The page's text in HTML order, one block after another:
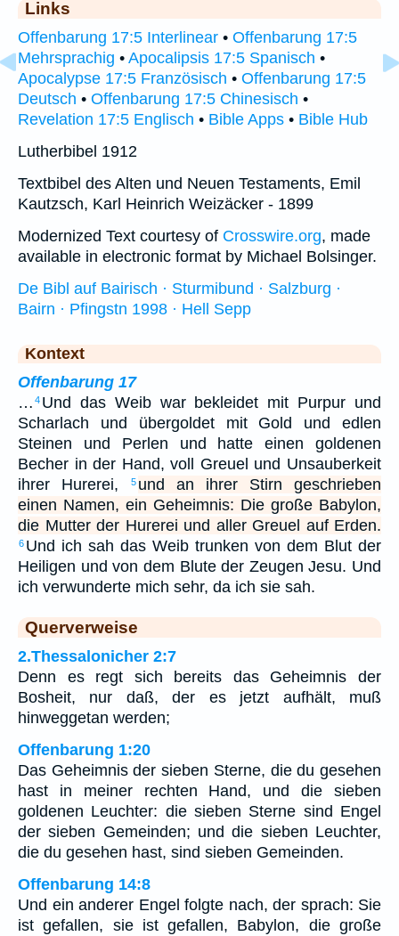
Links
Offenbarung 17:5 Interlinear • Offenbarung 17:5
Mehrsprachig • Apocalipsis 17:5 Spanisch •
Apocalypse 17:5 Französisch • Offenbarung 17:5
Deutsch • Offenbarung 17:5 Chinesisch •
Revelation 17:5 Englisch • Bible Apps • Bible Hub
Lutherbibel 1912
Textbibel des Alten und Neuen Testaments, Emil
Kautzsch, Karl Heinrich Weizäcker - 1899
Modernized Text courtesy of Crosswire.org, made
available in electronic format by Michael Bolsinger.
De Bibl auf Bairisch · Sturmibund · Salzburg ·
Bairn · Pfingstn 1998 · Hell Sepp
Kontext
Offenbarung 17
… 4 Und das Weib war bekleidet mit Purpur und
Scharlach und übergoldet mit Gold und edlen
Steinen und Perlen und hatte einen goldenen
Becher in der Hand, voll Greuel und Unsauberkeit
ihrer Hurerei,
5 und an ihrer Stirn geschrieben
einen Namen, ein Geheimnis: Die große Babylon,
die Mutter der Hurerei und aller Greuel auf Erden.
6 Und ich sah das Weib trunken von dem Blut der
Heiligen und von dem Blute der Zeugen Jesu. Und
ich verwunderte mich sehr, da ich sie sah.
Querverweise
2.Thessalonicher 2:7
Denn es regt sich bereits das Geheimnis der
Bosheit, nur daß, der es jetzt aufhält, muß
hinweggetan werden;
Offenbarung 1:20
Das Geheimnis der sieben Sterne, die du gesehen
hast in meiner rechten Hand, und die sieben
goldenen Leuchter: die sieben Sterne sind Engel
der sieben Gemeinden; und die sieben Leuchter,
die du gesehen hast, sind sieben Gemeinden.
Offenbarung 14:8
Und ein anderer Engel folgte nach, der sprach: Sie
ist gefallen, sie ist gefallen, Babylon, die große